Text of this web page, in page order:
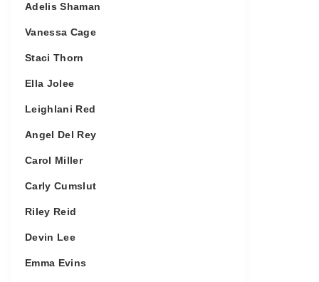
Adelis Shaman
Vanessa Cage
Staci Thorn
Ella Jolee
Leighlani Red
Angel Del Rey
Carol Miller
Carly Cumslut
Riley Reid
Devin Lee
Emma Evins